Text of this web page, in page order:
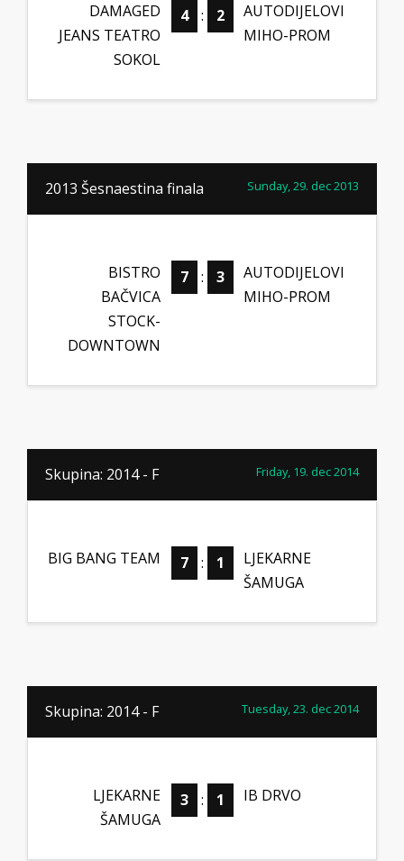
DAMAGED
JEANS TEATRO
SOKOL
4 : 2
AUTODIJELOVI
MIHO-PROM
2013 Šesnaestina finala Sunday, 29. dec 2013
BISTRO
BAČVICA
STOCK-
DOWNTOWN
7 : 3
AUTODIJELOVI
MIHO-PROM
Skupina: 2014 - F Friday, 19. dec 2014
BIG BANG TEAM 7 : 1
LJEKARNE
ŠAMUGA
Skupina: 2014 - F Tuesday, 23. dec 2014
LJEKARNE
ŠAMUGA
3 : 1 IB DRVO